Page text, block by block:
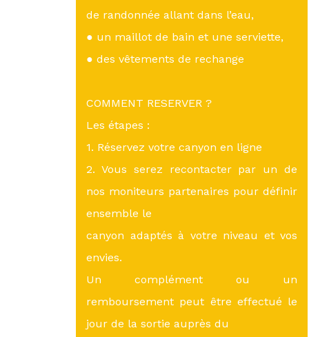
de randonnée allant dans l’eau,
● un maillot de bain et une serviette,
● des vêtements de rechange
COMMENT RESERVER ?
Les étapes :
1. Réservez votre canyon en ligne
2. Vous serez recontacter par un de
nos moniteurs partenaires pour définir
ensemble le
canyon adaptés à votre niveau et vos
envies.
Un complément ou un
remboursement peut être effectué le
jour de la sortie auprès du